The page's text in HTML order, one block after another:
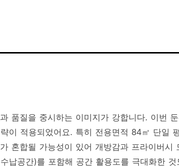
품질을 중시하는 이미지가 강합니다. 이번
이 적용되었어요. 특히 전용면적 84㎡ 단일
혼합될 가능성이 있어 개방감과 프라이버시
납공간)를 포함해 공간 활용도를 극대화한 것